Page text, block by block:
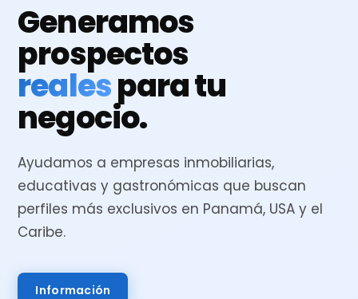
Generamos
prospectos
realespara tu
negocio.
Ayudamos a empresas inmobiliarias,
educativas y gastronómicas que buscan
perfiles más exclusivos en Panamá, USA y el
Caribe.
Información